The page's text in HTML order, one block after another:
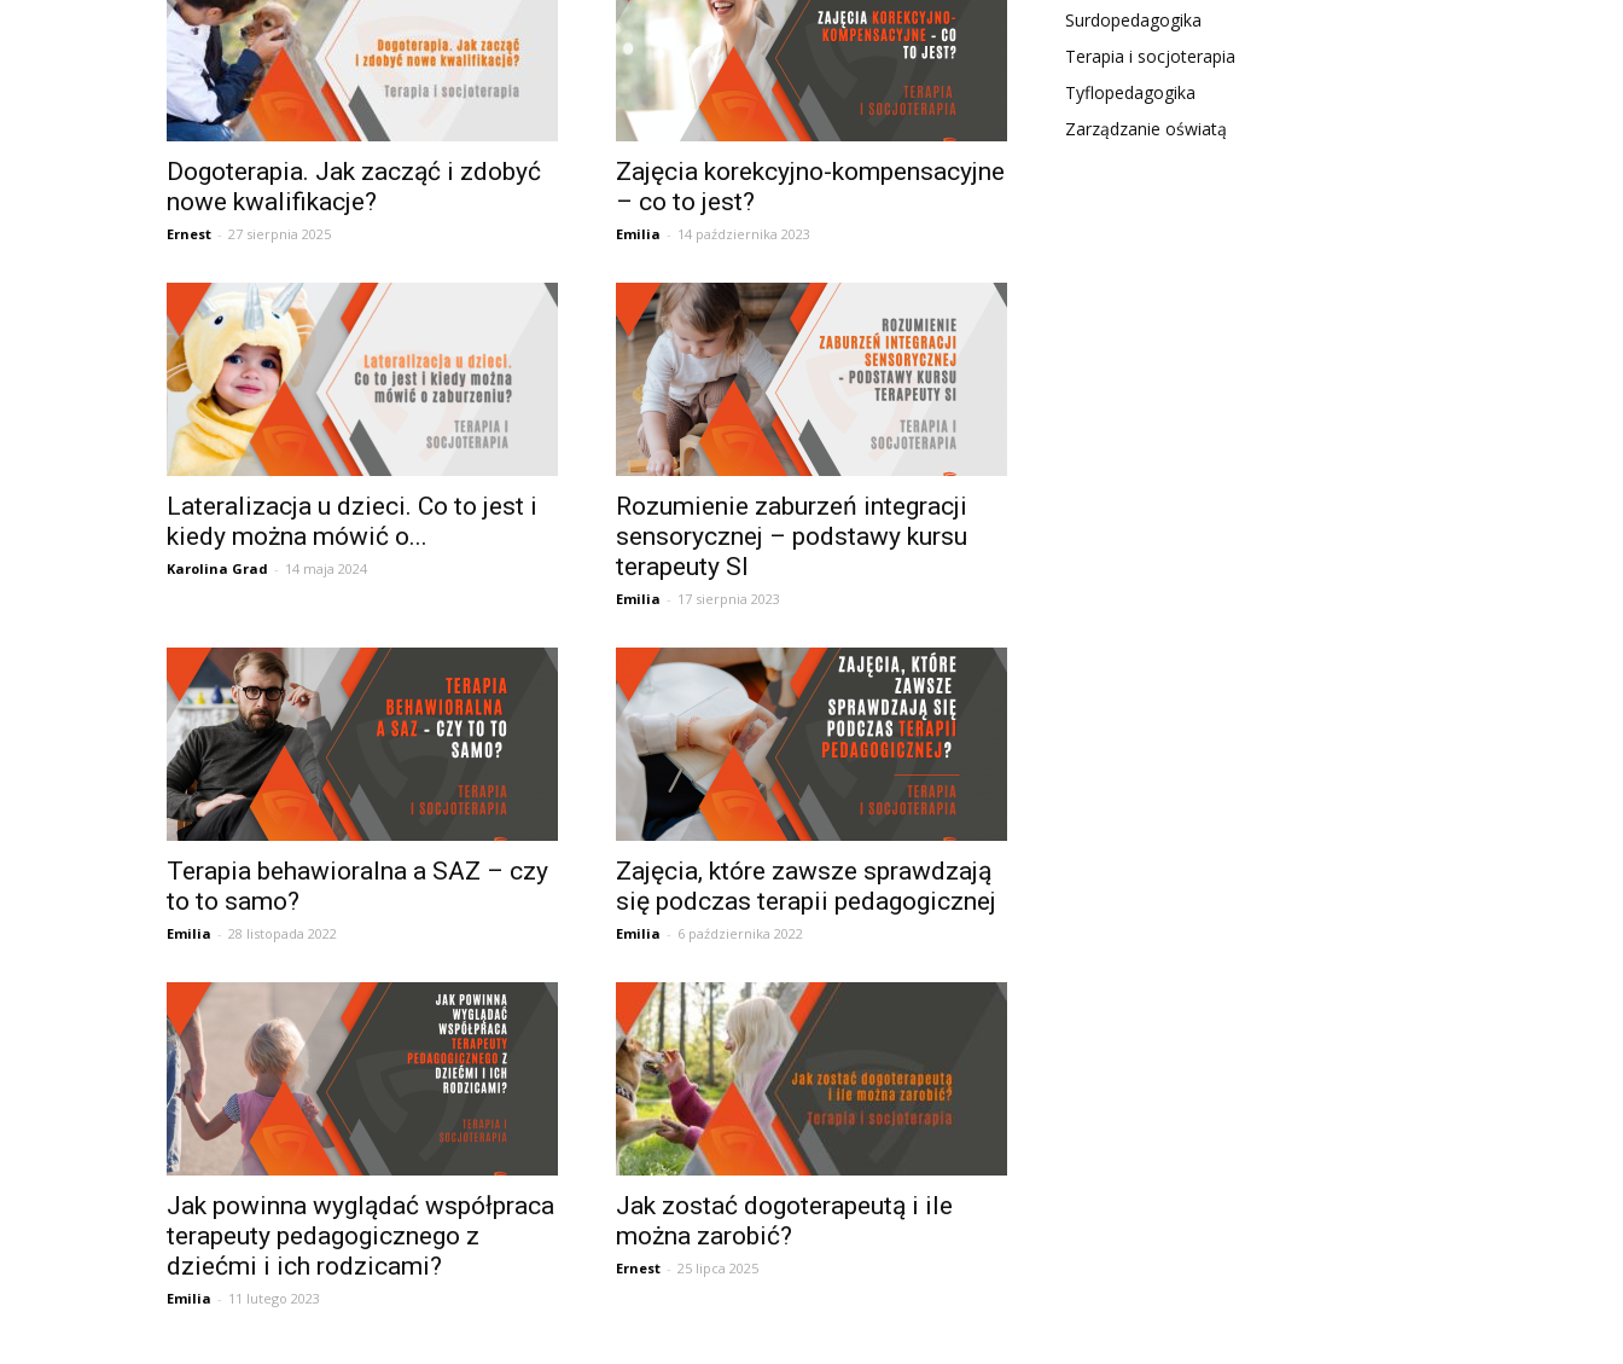
Dogoterapia. Jak zacząć i zdobyć
nowe kwalifikacje?
Ernest - 27 sierpnia 2025
Zajęcia korekcyjno-kompensacyjne
– co to jest?
Emilia - 14 października 2023
Lateralizacja u dzieci. Co to jest i
kiedy można mówić o...
Karolina Grad - 14 maja 2024
Rozumienie zaburzeń integracji
sensorycznej – podstawy kursu
terapeuty SI
Emilia - 17 sierpnia 2023
Terapia behawioralna a SAZ – czy
to to samo?
Emilia - 28 listopada 2022
Zajęcia, które zawsze sprawdzają
się podczas terapii pedagogicznej
Emilia - 6 października 2022
Jak powinna wyglądać współpraca
terapeuty pedagogicznego z
dziećmi i ich rodzicami?
Emilia - 11 lutego 2023
Jak zostać dogoterapeutą i ile
można zarobić?
Ernest - 25 lipca 2025
Surdopedagogika
Terapia i socjoterapia
Tyflopedagogika
Zarządzanie oświatą